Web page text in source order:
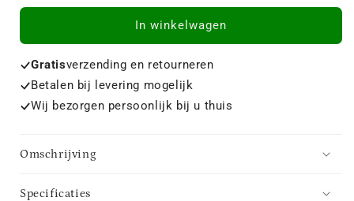
In winkelwagen
Gratisverzending en retourneren
Betalen bij levering mogelijk
Wij bezorgen persoonlijk bij u thuis
Omschrijving
Specificaties